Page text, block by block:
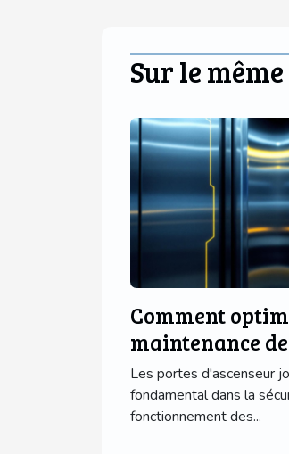
Sur le
Comment
maintenance
d'ascenseur
technologies
Les portes d'ascenseur
fondamental dans la
fonctionnement des...